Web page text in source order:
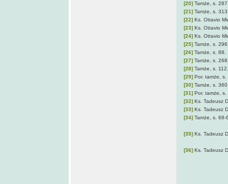
[20] Tamże, s.
[21] Tamże, s.
[22] Ks. Ottavio
[23] Ks. Ottavio
[24] Ks. Ottavio
[25] Tamże, s.
[26] Tamże, s. 88.
[27] Tamże, s.
[28] Tamże, s. 112.
[29] Por. tamże, s.
[30] Tamże, s.
[31] Por. tamże, s.
[32] Ks. Tadeusz
[33] Ks. Tadeusz
[34] Tamże, s. 68-
[35] Ks. Tadeusz
[36] Ks. Tadeusz